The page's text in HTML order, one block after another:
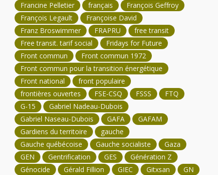
Francine Pelletier
français
François Geffroy
François Legault
Françoise David
Franz Broswimmer
FRAPRU
free transit
Free transit. tarif social
Fridays for Future
Front commun
Front commun 1972
Front commun pour la transition énergétique
Front national
front populaire
frontières ouvertes
FSE-CSQ FSSS
FTQ
G-15
Gabriel Nadeau-Dubois
Gabriel Naseau-Dubois
GAFA
GAFAM
Gardiens du territoire
gauche
Gauche québécoise
Gauche socialiste
Gaza
GEN
Gentrification GES
Génération Z
Génocide
Gérald Fillion GIEC Gitxsan
GN